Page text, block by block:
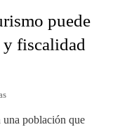
puede
fiscalidad
una población que